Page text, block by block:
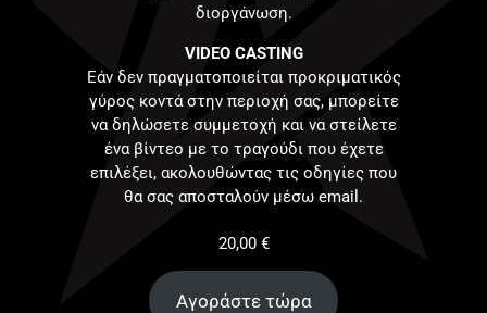
διοργάνωση.
VIDEO CASTING
Εάν δεν πραγματοποιείται προκριματικός
γύρος κοντά στην περιοχή σας, μπορείτε
να δηλώσετε συμμετοχή και να στείλετε
ένα βίντεο με το τραγούδι που έχετε
επιλέξει, ακολουθώντας τις οδηγίες που
θα σας αποσταλούν μέσω email.
20,00 €
Αγοράστε τώρα